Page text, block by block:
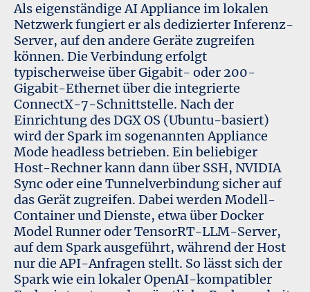
Als eigenständige AI Appliance im lokalen
Netzwerk fungiert er als dedizierter Inferenz-
Server, auf den andere Geräte zugreifen
können. Die Verbindung erfolgt
typischerweise über Gigabit- oder 200-
Gigabit-Ethernet über die integrierte
ConnectX-7-Schnittstelle. Nach der
Einrichtung des DGX OS (Ubuntu-basiert)
wird der Spark im sogenannten Appliance
Mode headless betrieben. Ein beliebiger
Host-Rechner kann dann über SSH, NVIDIA
Sync oder eine Tunnelverbindung sicher auf
das Gerät zugreifen. Dabei werden Modell-
Container und Dienste, etwa über Docker
Model Runner oder TensorRT-LLM-Server,
auf dem Spark ausgeführt, während der Host
nur die API-Anfragen stellt. So lässt sich der
Spark wie ein lokaler OpenAI-kompatibler